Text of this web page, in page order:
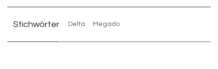
Stichwörter Delta Megado